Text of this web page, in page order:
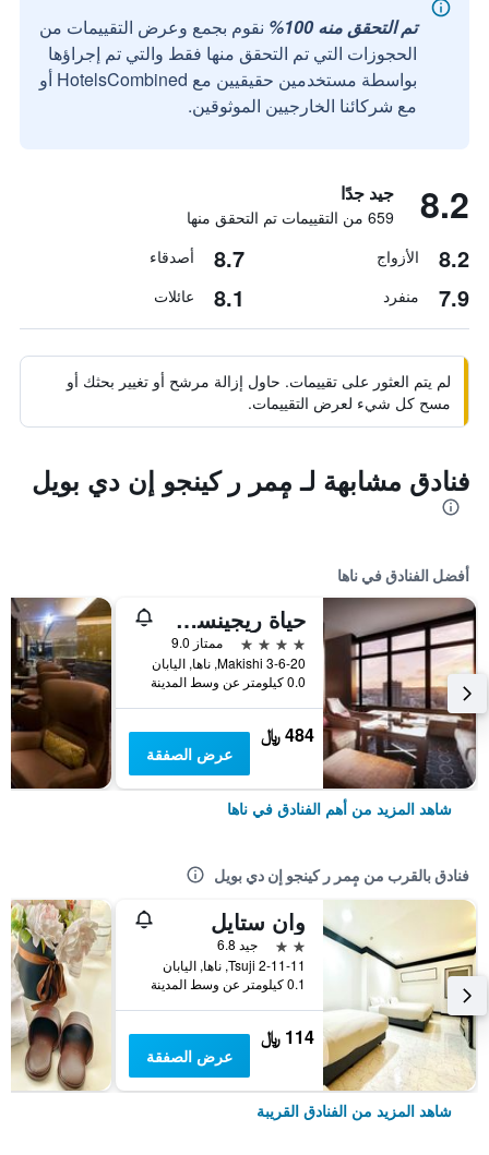
تم التحقق منه 100%
نقوم بجمع وعرض التقييمات من
الحجوزات التي تم التحقق منها فقط والتي تم إجراؤها
بواسطة مستخدمين حقيقيين مع HotelsCombined أو
مع شركائنا الخارجيين الموثوقين.
8.2 جيد جدًا
659 من التقييمات تم التحقق منها
8.2 الأزواج 8.7 أصدقاء
7.9 منفرد 8.1 عائلات
لم يتم العثور على تقييمات. حاول إزالة مرشح أو تغيير بحثك أو
مسح كل شيء لعرض التقييمات.
فنادق مشابهة لـ مٕمر ر كينجو إن دي بويل
أفضل الفنادق في ناها
حياة ريجينسي ناها، أوكيناوا
4 نجوم
ممتاز 9.0
3-6-20 Makishi, ناها, اليابان
0.0 كيلومتر عن وسط المدينة
484 ﷼
عرض الصفقة
شاهد المزيد من أهم الفنادق في ناها
فنادق بالقرب من مٕمر ر كينجو إن دي بويل
وان ستايل
2 نجمتين
جيد 6.8
2-11-11 Tsuji, ناها, اليابان
0.1 كيلومتر عن وسط المدينة
114 ﷼
عرض الصفقة
شاهد المزيد من الفنادق القريبة